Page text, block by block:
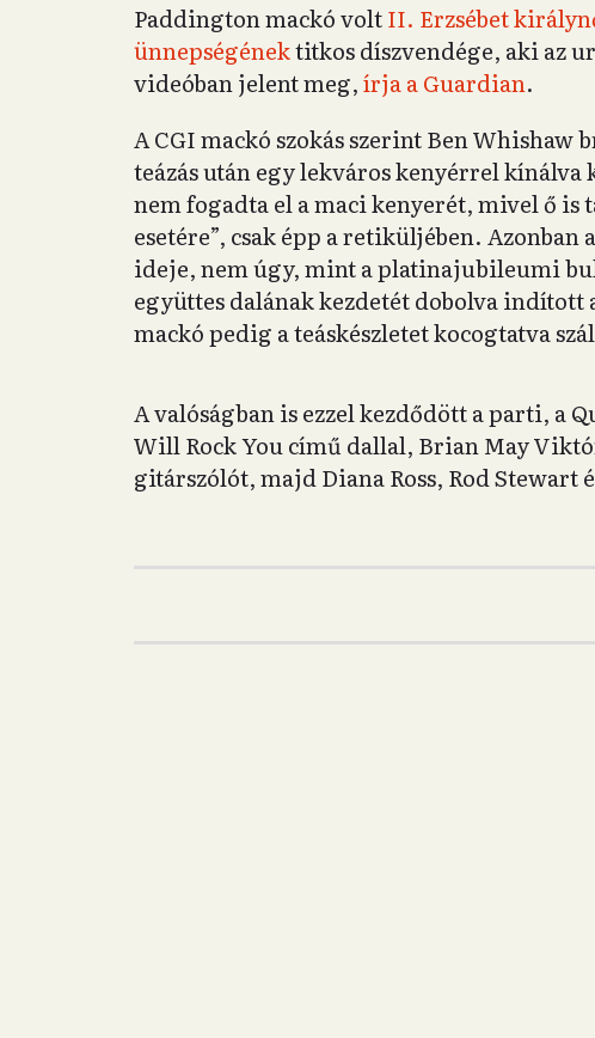
Paddington mackó voltII. Erzsébet
ünnepségénektitkos díszvendége, aki az
videóban jelent meg,írja a Guardian.
A CGI mackó szokás szerint Ben Whishaw
teázás után egy lekváros kenyérrel
nem fogadta el a maci kenyerét, mivel ő is
esetére”, csak épp a retiküljében.
ideje, nem úgy, mint a platinajubileumi
együttes dalának kezdetét dobolva
mackó pedig a teáskészletet kocogtatva
A valóságban is ezzel kezdődött a parti, a
Will Rock You című dallal, Brian May
gitárszólót, majd Diana Ross, Rod Stewart